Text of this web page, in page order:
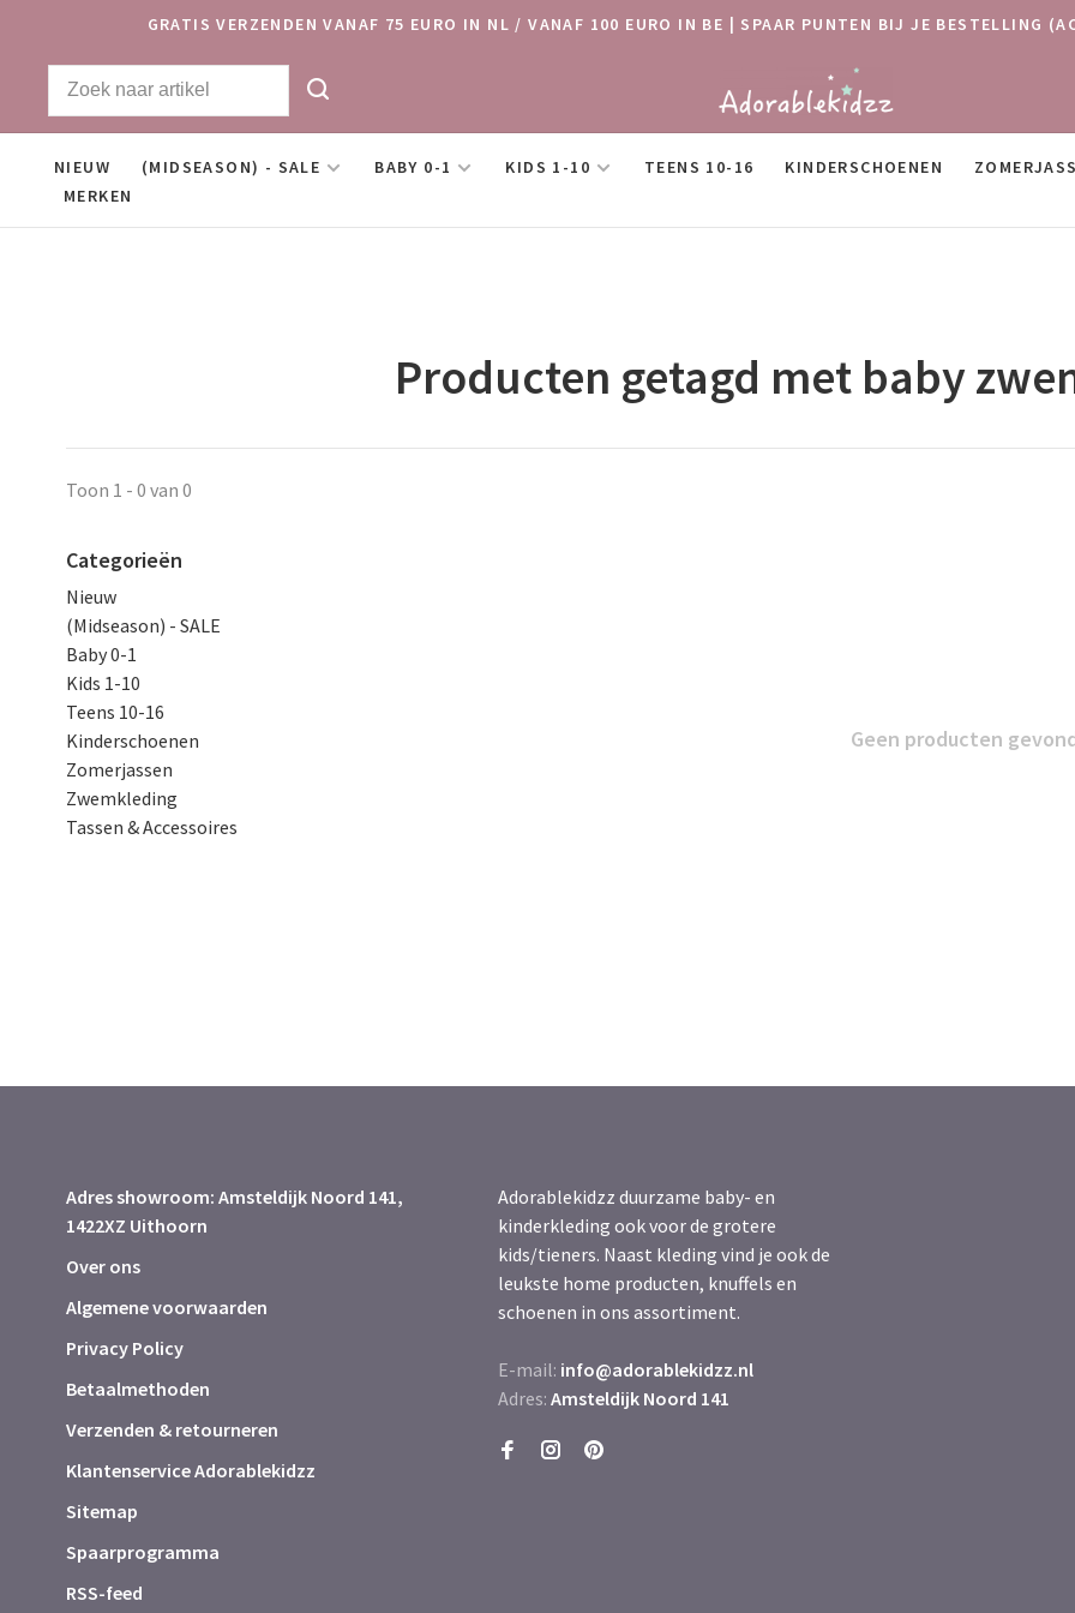
GRATIS VERZENDEN VANAF 75 EURO IN NL / VANAF 100 EURO IN BE | SPAAR PUNTEN BIJ JE BESTELLING
NIEUW (MIDSEASON) - SALE BABY 0-1 KIDS 1-10 TEENS 10-16 KINDERSCHOENEN
MERKEN
Producten getagd met baby
Toon 1 - 0 van 0
Categorieën
Nieuw
(Midseason) - SALE
Baby 0-1
Kids 1-10
Teens 10-16
Kinderschoenen
Zomerjassen
Zwemkleding
Tassen & Accessoires
Geen producten
Adres showroom: Amsteldijk Noord 141,
1422XZ Uithoorn
Over ons
Algemene voorwaarden
Privacy Policy
Betaalmethoden
Verzenden & retourneren
Klantenservice Adorablekidzz
Sitemap
Spaarprogramma
RSS-feed
Adorablekidzz duurzame baby- en
kinderkleding ook voor de grotere
kids/tieners. Naast kleding vind je ook de
leukste home producten, knuffels en
schoenen in ons assortiment.
E-mail: info@adorablekidzz.nl
Adres: Amsteldijk Noord 141